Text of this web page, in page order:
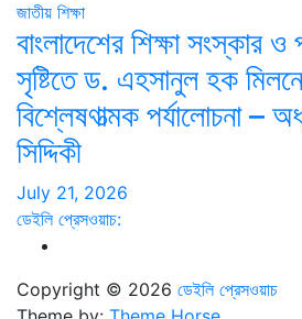
জাতীয় শিক্ষা
বাংলাদেশের শিক্ষা সংস্কার
সৃষ্টিতে ড. এহসানুল হক
বিশ্লেষণাত্মক পর্যালোচনা –
সিদ্দিকী
July 21, 2026
ডেইলি প্রেসওয়াচ:
Copyright © 2026 ডেইলি প্রেসওয়াচ